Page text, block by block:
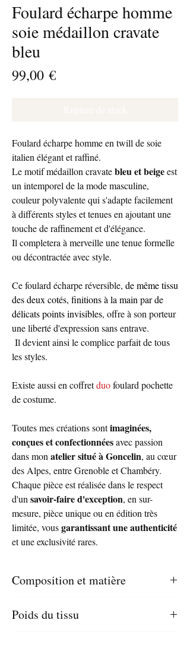
Foulard écharpe homme
soie médaillon cravate
bleu
99,00 €Prix
Foulard écharpe homme en twill de soie
italien élégant et raffiné.
Le motif médaillon cravatebleu et beigeest
un intemporel de la mode masculine,
couleur polyvalente qui s'adapte facilement
à différents styles et tenues en ajoutant une
touche de raffinement et d'élégance.
Il completera à merveille une tenue formelle
ou décontractée avec style.
Ce foulard écharpe réversible, de même tissu
des deux cotés, finitions à la main par de
délicats points invisibles, offre à son porteur
une liberté d'expression sans entrave.
Il devient ainsi le complice parfait de tous
les styles.
Existe aussi en coffretduofoulard pochette
de costume.
Toutes mes créations sontimaginées,
conçues et confectionnéesavec passion
dans monatelier situé à Goncelin, au cœur
des Alpes, entre Grenoble et Chambéry.
Chaque pièce est réalisée dans le respect
d'unsavoir-faire d'exception, en sur-
mesure, pièce unique ou en édition très
limitée, vousgarantissant une authenticité
et une exclusivité rares.
Composition et matière
direct de Milan
Poids du tissu